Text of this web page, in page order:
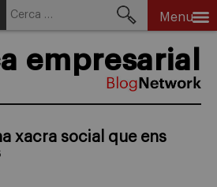
Menu
empresarial
xacra social que ens